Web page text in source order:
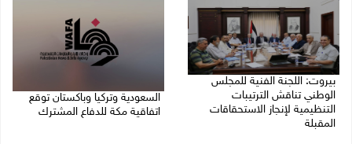
بيروت: اللجنة الفنية للمجلس
الوطني تناقش الترتيبات
التنظيمية لإنجاز الاستحقاقات
المقبلة
السعودية وتركيا وباكستان توقع
اتفاقية مكة للدفاع المشترك